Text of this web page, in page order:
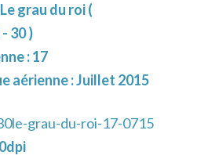
grau du roi (
30 )
: 17
aérienne : Juillet 2015
grau-du-roi-17-0715